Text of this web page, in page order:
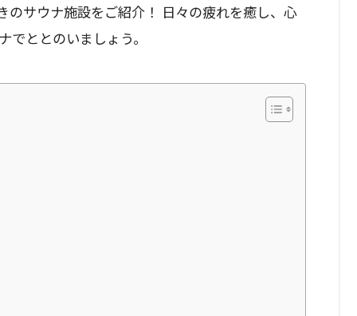
のサウナ施設をご紹介！ 日々の疲れを癒し、心
ととのいましょう。